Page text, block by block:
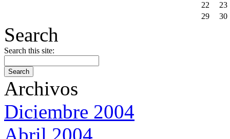
22
23
29
30
Search
Search this site:
Archivos
Diciembre 2004
Abril 2004